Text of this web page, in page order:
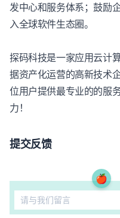
发中心和服务体系；鼓励
入全球软件生态圈。
探码科技是一家应用云计
据资产化运营的高新技术
位用户提供最专业的的服
力！
提交反馈
🍎